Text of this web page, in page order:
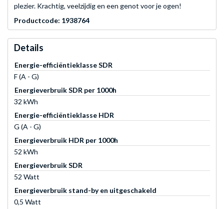
plezier. Krachtig, veelzijdig en een genot voor je ogen!
Productcode: 1938764
Details
Energie-efficiëntieklasse SDR
F (A - G)
Energieverbruik SDR per 1000h
32 kWh
Energie-efficiëntieklasse HDR
G (A - G)
Energieverbruik HDR per 1000h
52 kWh
Energieverbruik SDR
52 Watt
Energieverbruik stand-by en uitgeschakeld
0,5 Watt